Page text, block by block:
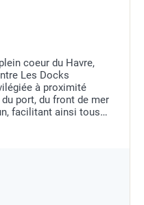
coeur du Havre,
Les Docks
à proximité
port, du front de mer
facilitant ainsi tous